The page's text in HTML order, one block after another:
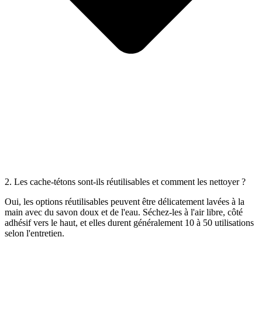
2. Les cache-tétons sont-ils réutilisables et comment les nettoyer ?
Oui, les options réutilisables peuvent être délicatement lavées à la
main avec du savon doux et de l'eau. Séchez-les à l'air libre, côté
adhésif vers le haut, et elles durent généralement 10 à 50 utilisations
selon l'entretien.